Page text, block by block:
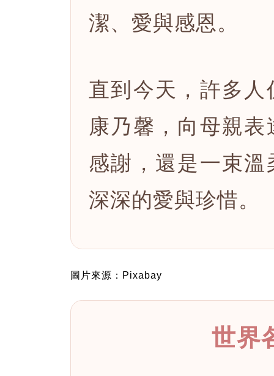
潔、愛與感恩。
直到今天，許多
康乃馨，向母親
感謝，還是一束
深深的愛與珍惜。
圖片來源：Pixabay
世界